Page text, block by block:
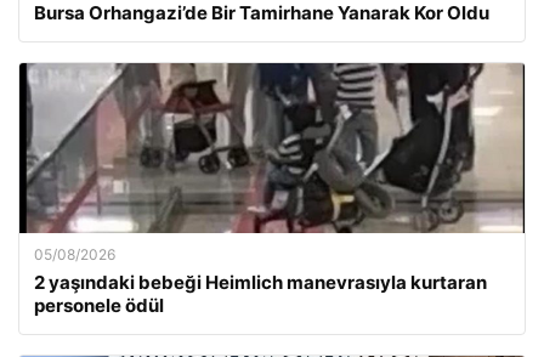
Bursa Orhangazi’de Bir Tamirhane Yanarak Kor Oldu
05/08/2026
2 yaşındaki bebeği Heimlich manevrasıyla kurtaran
personele ödül